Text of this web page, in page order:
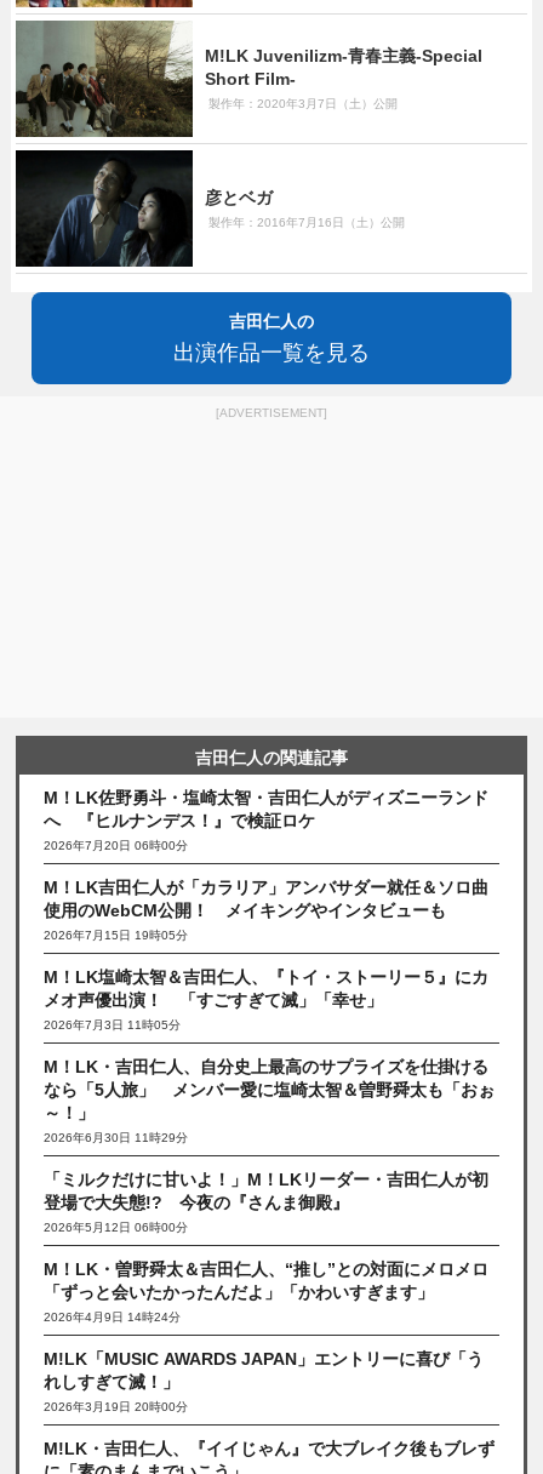
M!LK Juvenilizm-青春主義-Special
Short Film-
製作年：2020年3月7日（土）公開
彦とベガ
製作年：2016年7月16日（土）公開
吉田仁人の
出演作品一覧を見る
[ADVERTISEMENT]
吉田仁人の関連記事
M！LK佐野勇斗・塩崎太智・吉田仁人がディズニーランド
へ 『ヒルナンデス！』で検証ロケ
2026年7月20日 06時00分
M！LK吉田仁人が「カラリア」アンバサダー就任＆ソロ曲
使用のWebCM公開！ メイキングやインタビューも
2026年7月15日 19時05分
M！LK塩崎太智＆吉田仁人、『トイ・ストーリー５』にカ
メオ声優出演！ 「すごすぎて滅」「幸せ」
2026年7月3日 11時05分
M！LK・吉田仁人、自分史上最高のサプライズを仕掛ける
なら「5人旅」 メンバー愛に塩崎太智＆曽野舜太も「おぉ
～！」
2026年6月30日 11時29分
「ミルクだけに甘いよ！」M！LKリーダー・吉田仁人が初
登場で大失態!? 今夜の『さんま御殿』
2026年5月12日 06時00分
M！LK・曽野舜太＆吉田仁人、“推し”との対面にメロメロ
「ずっと会いたかったんだよ」「かわいすぎます」
2026年4月9日 14時24分
M!LK「MUSIC AWARDS JAPAN」エントリーに喜び「う
れしすぎて滅！」
2026年3月19日 20時00分
M!LK・吉田仁人、『イイじゃん』で大ブレイク後もブレず